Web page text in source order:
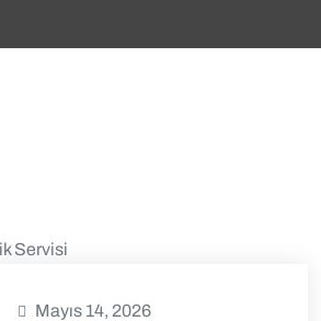
Mayıs 14, 2026